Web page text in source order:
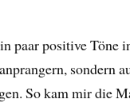
paar positive
sondern
So kam mir die